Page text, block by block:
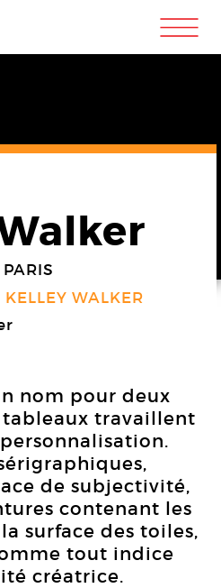
m
KELLEY WALKER
nom pour deux
travaillent
de subjectivité,
contenant les
surface des toiles,
tout indice
créatrice.